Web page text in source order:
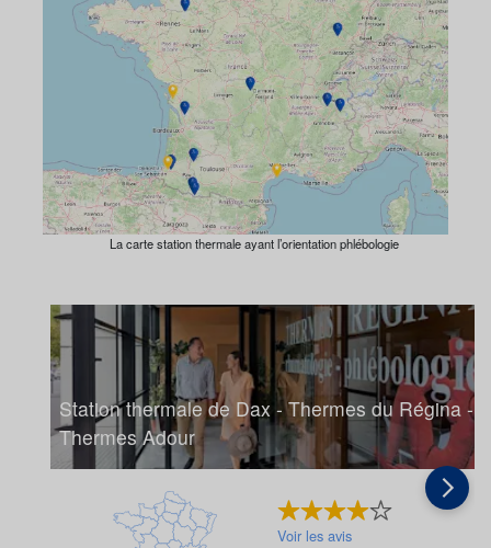
La carte station thermale ayant l’orientation phlébologie
Station thermale de Dax - Thermes du Régina -
Thermes Adour
Voir les avis